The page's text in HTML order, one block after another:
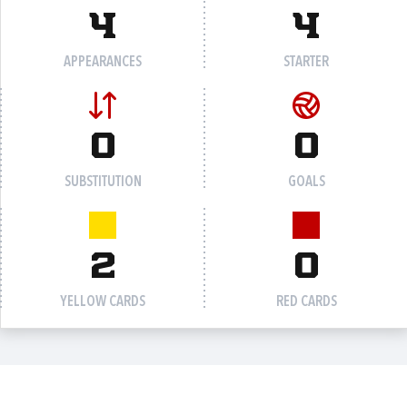
4
APPEARANCES
4
STARTER
0
SUBSTITUTION
0
GOALS
2
YELLOW CARDS
0
RED CARDS